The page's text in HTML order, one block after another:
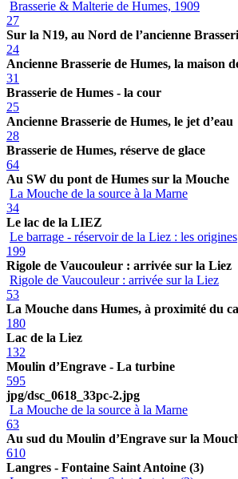
Brasserie & Malterie de Humes, 1909
27
Sur la N19, au Nord de l’ancienne
24
Ancienne Brasserie de Humes, la maison
31
Brasserie de Humes - la cour
25
Ancienne Brasserie de Humes, le jet d’eau
28
Brasserie de Humes, réserve de glace
64
Au SW du pont de Humes sur la Mouche
La Mouche de la source à la Marne
34
Le lac de la LIEZ
Le barrage - réservoir de la Liez : les origines
199
Rigole de Vaucouleur : arrivée sur la Liez
Rigole de Vaucouleur : arrivée sur la Liez
53
La Mouche dans Humes, à proximité du
180
Lac de la Liez
132
Moulin d’Engrave - La turbine
595
jpg/dsc_0618_33pc-2.jpg
La Mouche de la source à la Marne
63
Au sud du Moulin d’Engrave sur la
610
Langres - Fontaine Saint Antoine (3)